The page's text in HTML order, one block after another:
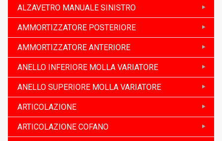
ALZAVETRO MANUALE SINISTRO
AMMORTIZZATORE POSTERIORE
AMMORTIZZATORE ANTERIORE
ANELLO INFERIORE MOLLA VARIATORE
ANELLO SUPERIORE MOLLA VARIATORE
ARTICOLAZIONE
ARTICOLAZIONE COFANO